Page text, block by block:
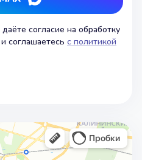
согласие на обработку
соглашаетесь с политикой